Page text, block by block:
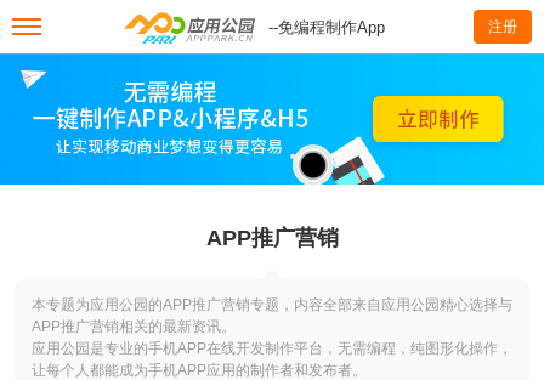
--免编程制作App 注册
APP推广营销
本专题为应用公园的APP推广营销专题，内容全部来自应用公园精心选择与
APP推广营销相关的最新资讯。
应用公园是专业的手机APP在线开发制作平台，无需编程，纯图形化操作，
让每个人都能成为手机APP应用的制作者和发布者。